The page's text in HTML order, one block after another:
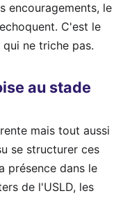
encouragements, le
C'est le
ne triche pas.
au stade
mais tout aussi
se structurer ces
présence dans le
de l'USLD, les